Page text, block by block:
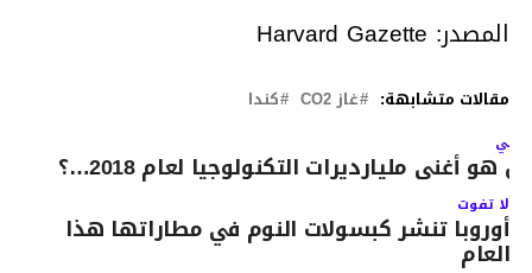
المصدر: Harvard Gazette
مقالات متشابهة: غاز CO2 كندا
هو أغنى مليارديرات التكنولوجيا لعام 2018…؟
لا تفوت
أوروبا تنشر كبسولات النوم في مطاراتها هذا
العام